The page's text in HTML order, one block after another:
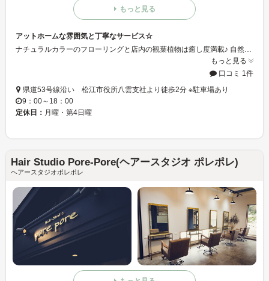
もっと見る
アットホームな雰囲気と丁寧なサービス☆
ナチュラルカラーのフローリングと店内の観葉植物は癒し度満載♪ 自然に囲まれ、落ち着いた店内で素敵な時間を過ごしませんか？
もっと見る
口コミ 1件
県道53号線沿い 松江市役所八雲支社より徒歩2分 ※駐車場あり
9：00～18：00
定休日： 月曜・第4日曜
Hair Studio Pore-Pore(ヘアースタジオ ポレポレ)
ヘアースタジオポレポレ